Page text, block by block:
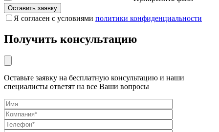
Я согласен с условиями политики конфиденциальности
Получить консультацию
Оставьте заявку на бесплатную консультацию и наши
специалисты ответят на все Ваши вопросы